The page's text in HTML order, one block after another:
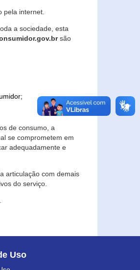
internet.
a sociedade, esta
são
de consumo, a
se comprometem em
adequadamente e
articulação com demais
do serviço.
Uso